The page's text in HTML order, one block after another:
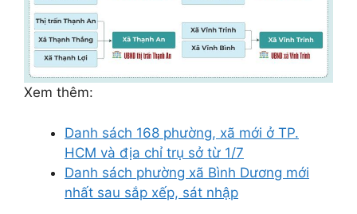
Xem thêm:
Danh sách 168 phường, xã mới ở TP.
HCM và địa chỉ trụ sở từ 1/7
Danh sách phường xã Bình Dương mới
nhất sau sắp xếp, sát nhập